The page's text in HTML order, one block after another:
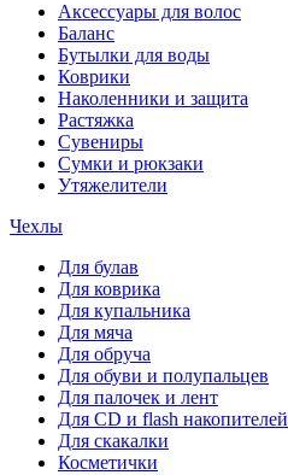
Аксессуары для волос
Баланс
Бутылки для воды
Коврики
Наколенники и защита
Растяжка
Сувениры
Сумки и рюкзаки
Утяжелители
Чехлы
Для булав
Для коврика
Для купальника
Для мяча
Для обруча
Для обуви и полупальцев
Для палочек и лент
Для СD и flash накопителей
Для скакалки
Косметички